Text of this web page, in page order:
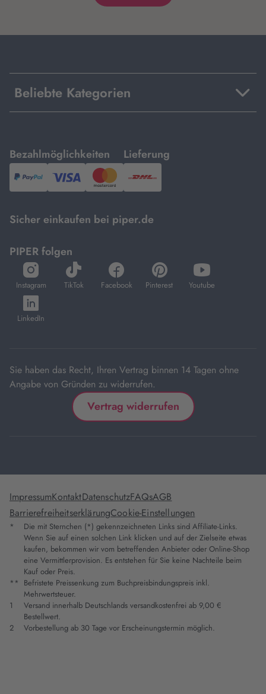
Beliebte Kategorien
Bezahlmöglichkeiten
mit
PayPal,Visa
und
Lieferung
mit
DHL.
Sicher einkaufen bei piper.de
PIPER folgen
Instagram
öffnet
in
neuem
Tab
TikTok
öffnet
in
Facebook
öffnet
in
Pinterest
öffnet
in
Youtube
öffnet
in
LinkedIn
öffnet
in
Sie haben das Recht, Ihren Vertrag binnen 14 Tagen ohne
Angabe von Gründen zu widerrufen.
Vertrag widerrufen
ImpressumKontaktDatenschutzFAQsAGB
BarrierefreiheitserklärungCookie-Einstellungen
*
Die mit Sternchen (*) gekennzeichneten Links sind Affiliate-Links.
Wenn Sie auf einen solchen Link klicken und auf der Zielseite etwas
kaufen, bekommen wir vom betreffenden Anbieter oder Online-Shop
eine Vermittlerprovision. Es entstehen für Sie keine Nachteile beim
Kauf oder Preis.
** Befristete Preissenkung zum Buchpreisbindungspreis inkl.
Mehrwertsteuer.
1
Versand innerhalb Deutschlands versandkostenfrei ab 9,00 €
Bestellwert.
2
Vorbestellung ab 30 Tage vor Erscheinungstermin möglich.